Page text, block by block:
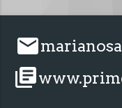
email
library_books